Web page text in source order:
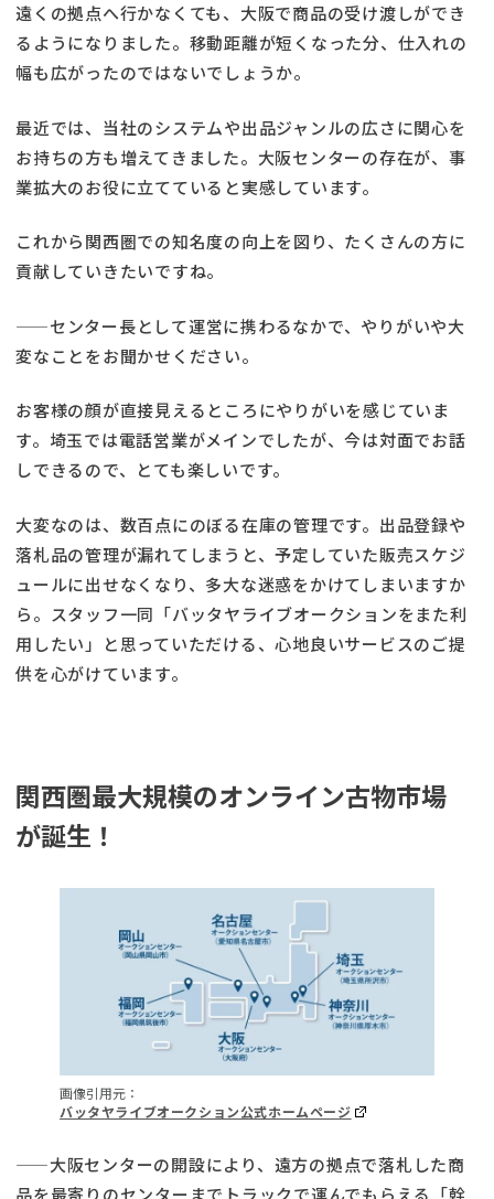
遠くの拠点へ行かなくても、大阪で商品の受け渡しができ
るようになりました。移動距離が短くなった分、仕入れの
幅も広がったのではないでしょうか。
最近では、当社のシステムや出品ジャンルの広さに関心を
お持ちの方も増えてきました。大阪センターの存在が、事
業拡大のお役に立てていると実感しています。
これから関西圏での知名度の向上を図り、たくさんの方に
貢献していきたいですね。
——センター長として運営に携わるなかで、やりがいや大
変なことをお聞かせください。
お客様の顔が直接見えるところにやりがいを感じていま
す。埼玉では電話営業がメインでしたが、今は対面でお話
しできるので、とても楽しいです。
大変なのは、数百点にのぼる在庫の管理です。出品登録や
落札品の管理が漏れてしまうと、予定していた販売スケジ
ュールに出せなくなり、多大な迷惑をかけてしまいますか
ら。スタッフ一同「バッタヤライブオークションをまた利
用したい」と思っていただける、心地良いサービスのご提
供を心がけています。
関西圏最大規模のオンライン古物市場
が誕生！
画像引用元：
バッタヤライブオークション公式ホームページ
——大阪センターの開設により、遠方の拠点で落札した商
品を最寄りのセンターまでトラックで運んでもらえる「幹